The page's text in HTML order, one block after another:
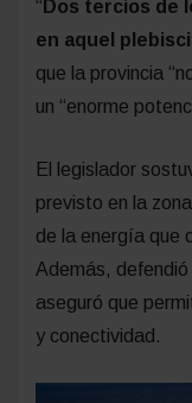
“ Dos tercios de
en aquel
que la provincia
un “enorme
El legislador
previsto en la
de la energía que
Además,
aseguró que
y conectividad.